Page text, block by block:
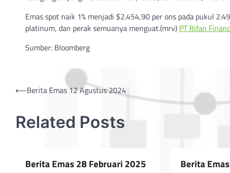
Emas spot naik 1% menjadi $2.454,90 per ons pada pukul
platinum, dan perak semuanya menguat.(mrv) PT Rifan
Sumber: Bloomberg
Post
⟵Berita Emas 12 Agustus 2024
Related Posts
Berita Emas 28 Februari 2025 Berita